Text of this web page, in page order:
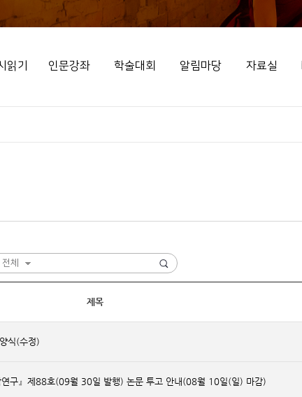
읽기 인문강좌 학술대회 알림마당 자료실
전체
제목
식(수정)
연구』제88호(09월 30일 발행) 논문 투고 안내(08월 10일(일) 마감)